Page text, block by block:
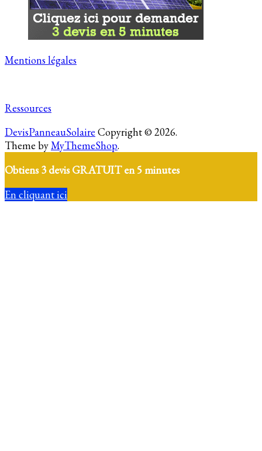
Mentions légales
Ressources
DevisPanneauSolaire Copyright © 2026.
Theme byMyThemeShop.
Obtiens 3 devis GRATUIT en 5 minutes
En cliquant ici